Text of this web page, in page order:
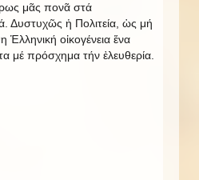
μᾶς πονᾶ στά
Δυστυχῶς ἡ Πολιτεία, ὡς μή
οἰκογένεια ἕνα
μέ πρόσχημα τήν ἐλευθερία.